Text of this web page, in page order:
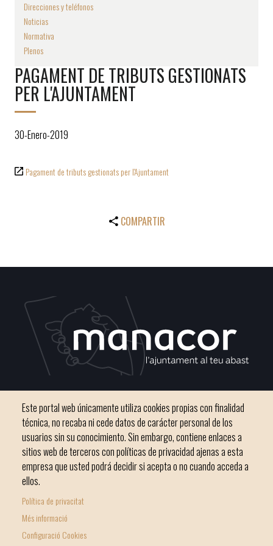
Direcciones y teléfonos
Noticias
Normativa
Plenos
PAGAMENT DE TRIBUTS GESTIONATS
PER L'AJUNTAMENT
30-Enero-2019
Pagament de tributs gestionats per l'Ajuntament
COMPARTIR
Footer
menu
Teléfono 971 84 91 00 - CIF: P0703300D
Este portal web únicamente utiliza cookies propias con finalidad
técnica, no recaba ni cede datos de carácter personal de los
usuarios sin su conocimiento. Sin embargo, contiene enlaces a
sitios web de terceros con políticas de privacidad ajenas a esta
empresa que usted podrá decidir si acepta o no cuando acceda a
ellos.
Política de privacitat
Més informació
Configuració Cookies